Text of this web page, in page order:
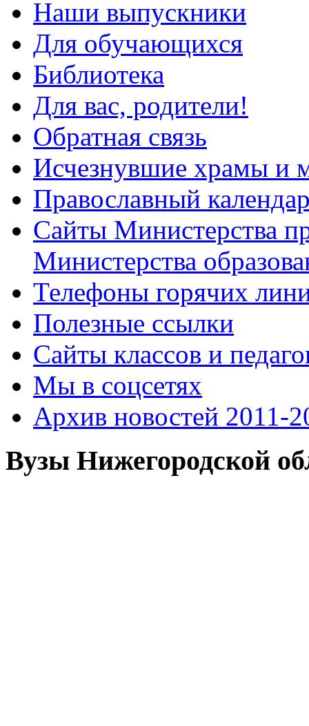
Наши выпускники
Для обучающихся
Библиотека
Для вас, родители!
Обратная связь
Исчезнувшие храмы и
Православный
Сайты Министерства
Министерства
Телефоны горячих
Полезные ссылки
Сайты классов и
Мы в соцсетях
Архив новостей 2011-
Вузы Нижегородской